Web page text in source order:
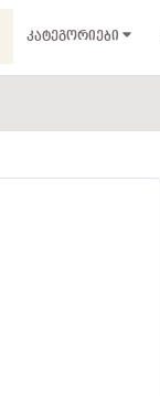
ᲙᲐᲢᲔᲒᲝᲠᲘᲔᲑᲘ